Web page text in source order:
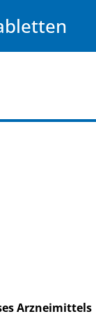
Arzneimittels